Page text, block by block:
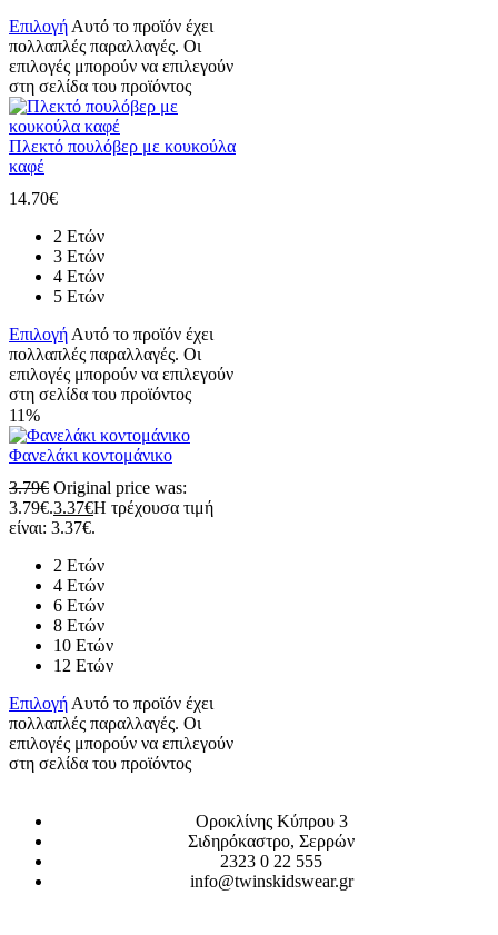
Επιλογή Αυτό το προϊόν έχει
πολλαπλές παραλλαγές. Οι
επιλογές μπορούν να επιλεγούν
στη σελίδα του προϊόντος
Πλεκτό πουλόβερ με κουκούλα
καφέ
14.70€
2 Ετών
3 Ετών
4 Ετών
5 Ετών
Επιλογή Αυτό το προϊόν έχει
πολλαπλές παραλλαγές. Οι
επιλογές μπορούν να επιλεγούν
στη σελίδα του προϊόντος
11%
Φανελάκι κοντομάνικο
3.79€ Original price was:
3.79€.3.37€Η τρέχουσα τιμή
είναι: 3.37€.
2 Ετών
4 Ετών
6 Ετών
8 Ετών
10 Ετών
12 Ετών
ΕπιλογήΑυτό το προϊόν έχει
πολλαπλές παραλλαγές. Οι
επιλογές μπορούν να επιλεγούν
στη σελίδα του προϊόντος
Οροκλίνης Κύπρου 3
Σιδηρόκαστρο, Σερρών
2323 0 22 555
info@twinskidswear.gr